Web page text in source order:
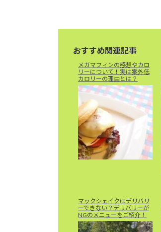
おすすめ関連記事
メガマフィンの感想やカロ
リーについて！実は案外低
カロリーの理由とは？
マックシェイクはデリバリ
ーできない？デリバリーが
NGのメニューをご紹介！